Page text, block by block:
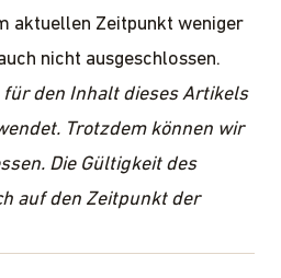
aktuellen Zeitpunkt weniger
nicht ausgeschlossen.
für den Inhalt dieses Artikels
Trotzdem können wir
Die Gültigkeit des
auf den Zeitpunkt der